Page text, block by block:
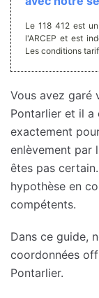
Le 118 412 est
l'ARCEP et est
Les conditions
Vous avez garé
Pontarlier et il a
exactement
enlèvement par
êtes pas
hypothèse en
compétents.
Dans ce guide,
coordonnées
Pontarlier.